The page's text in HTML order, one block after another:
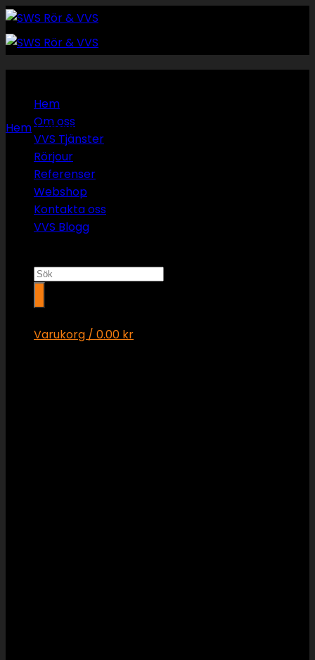
Skip
to
content
Hem
Om oss
VVS Tjänster
Rörjour
Referenser
Webshop
Kontakta oss
VVS Blogg
Sök
Varukorg / 0.00 kr
Hem/Rörservice och underhåll